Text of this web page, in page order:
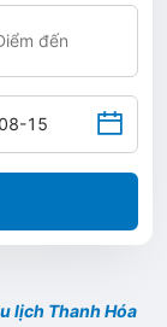
lịch Thanh Hóa